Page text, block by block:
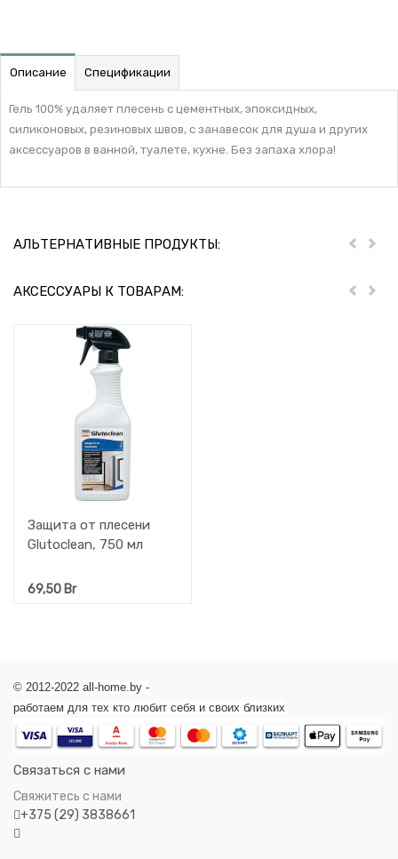
Описание Спецификации
Гель 100% удаляет плесень с цементных, эпоксидных,
силиконовых, резиновых швов, с занавесок для душа и других
аксессуаров в ванной, туалете, кухне. Без запаха хлора!
АЛЬТЕРНАТИВНЫЕ ПРОДУКТЫ: Пред
АКСЕССУАРЫ К ТОВАРАМ: Пред
Защита от плесени
Glutoclean, 750 мл
69,50 Br
© 2012-2022 all-home.by -
работаем для тех кто любит себя и своих близких
Связаться с нами
Свяжитесь с нами
+375 (29) 3838661